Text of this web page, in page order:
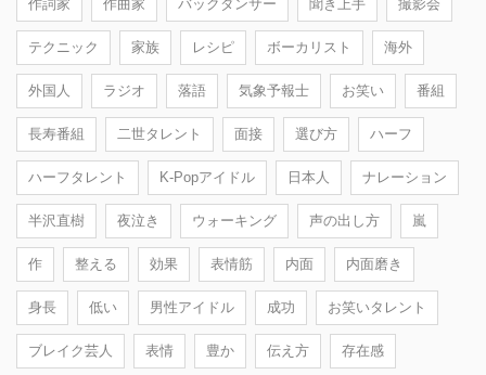
作詞家 作曲家 バックダンサー 聞き上手 撮影会
テクニック 家族 レシピ ボーカリスト 海外
外国人 ラジオ 落語 気象予報士 お笑い 番組
長寿番組 二世タレント 面接 選び方 ハーフ
ハーフタレント K-Popアイドル 日本人 ナレーション
半沢直樹 夜泣き ウォーキング 声の出し方 嵐
作 整える 効果 表情筋 内面 内面磨き
身長 低い 男性アイドル 成功 お笑いタレント
ブレイク芸人 表情 豊か 伝え方 存在感